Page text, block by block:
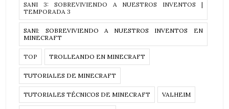
SANI 3: SOBREVIVIENDO A NUESTROS INVENTOS |
TEMPORADA 3
SANI: SOBREVIVIENDO A NUESTROS INVENTOS EN
MINECRAFT
TOP TROLLEANDO EN MINECRAFT
TUTORIALES DE MINECRAFT
TUTORIALES TÉCNICOS DE MINECRAFT VALHEIM